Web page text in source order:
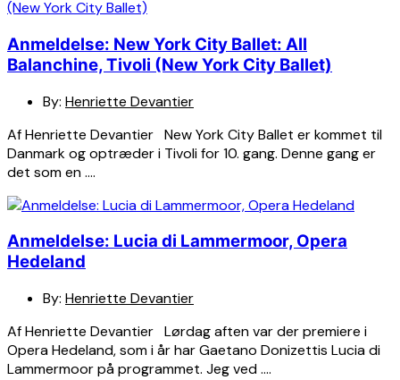
Anmeldelse: New York City Ballet: All
Balanchine, Tivoli (New York City Ballet)
By: Henriette Devantier
Af Henriette Devantier New York City Ballet er kommet til
Danmark og optræder i Tivoli for 10. gang. Denne gang er
det som en ….
Anmeldelse: Lucia di Lammermoor, Opera
Hedeland
By: Henriette Devantier
Af Henriette Devantier Lørdag aften var der premiere i
Opera Hedeland, som i år har Gaetano Donizettis Lucia di
Lammermoor på programmet. Jeg ved ….